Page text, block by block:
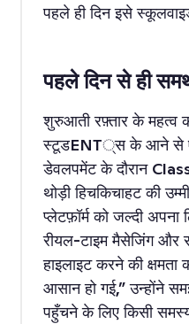
पहले ही दिन इसे
पहले दिन से ही
शुरुआती रफ़्तार के महत्व
स्टूडENT्स के आने से
डेवलपमेंट के दौरान
थोड़ी हिचकिचाहट की
प्लेटफ़ॉर्म को जल्दी
रीयल-टाइम मैसेजिंग और
हाइलाइट करने की
आसान हो गई,” उन्होंने
पहुँचने के लिए किसी